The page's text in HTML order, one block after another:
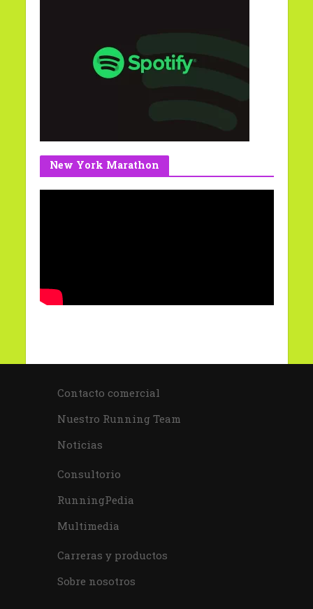
New York Marathon
Contacto comercial
Nuestro Running Team
Noticias
Consultorio
RunningPedia
Multimedia
Carreras y productos
Sobre nosotros